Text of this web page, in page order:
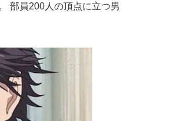
部員200人の頂点に立つ男